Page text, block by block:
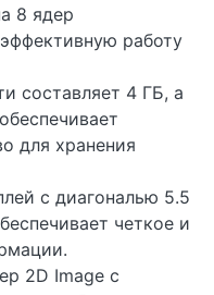
8 ядер
работу
составляет 4 ГБ, а
для хранения
с диагональю 5.5
четкое и
2D Image с